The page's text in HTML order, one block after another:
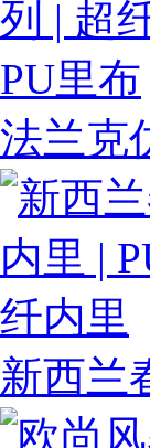
法兰克
新西兰